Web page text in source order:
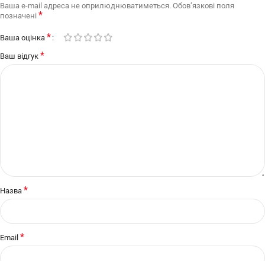
Ваша e-mail адреса не оприлюднюватиметься. Обов’язкові поля
позначені *
Ваша оцінка *
Ваш відгук *
Назва *
Email *